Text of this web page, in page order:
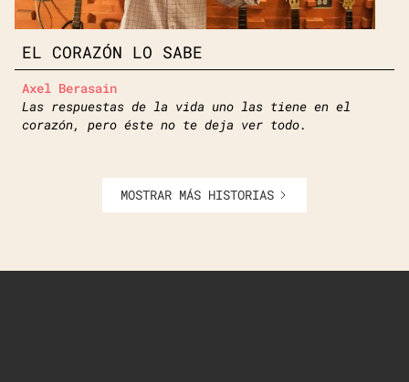
EL CORAZÓN LO SABE
Axel Berasain
Las respuestas de la vida uno las tiene en el
corazón, pero éste no te deja ver todo.
MOSTRAR MÁS HISTORIAS